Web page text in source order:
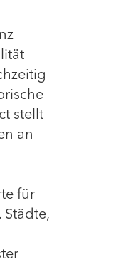
stellt
an
für
Städte,